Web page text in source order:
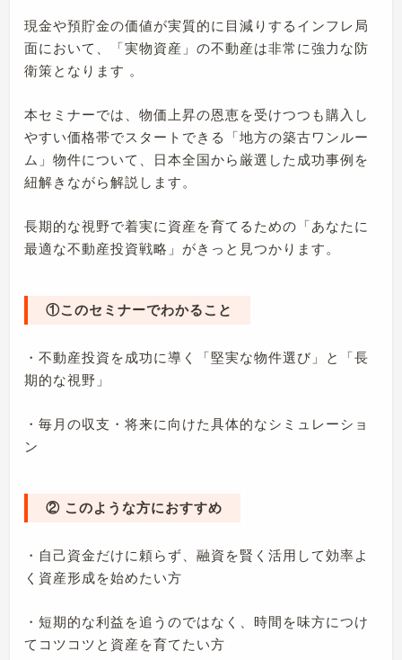
現金や預貯金の価値が実質的に目減りするインフレ局
面において、「実物資産」の不動産は非常に強力な防
衛策となります 。
本セミナーでは、物価上昇の恩恵を受けつつも購入し
やすい価格帯でスタートできる「地方の築古ワンルー
ム」物件について、日本全国から厳選した成功事例を
紐解きながら解説します。
長期的な視野で着実に資産を育てるための「あなたに
最適な不動産投資戦略」がきっと見つかります。
①このセミナーでわかること
・不動産投資を成功に導く「堅実な物件選び」と「長
期的な視野」
・毎月の収支・将来に向けた具体的なシミュレーショ
ン
② このような方におすすめ
・自己資金だけに頼らず、融資を賢く活用して効率よ
く資産形成を始めたい方
・短期的な利益を追うのではなく、時間を味方につけ
てコツコツと資産を育てたい方